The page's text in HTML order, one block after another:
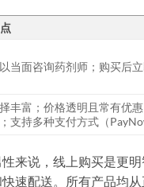
当面咨询药剂师；购买后立
丰富；价格透明且常有优
支持多种支付方式（
来说，线上购买是更
速配送。所有产品均